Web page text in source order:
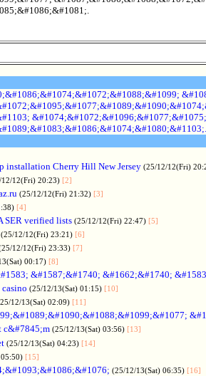
installation Cherry Hill New Jersey (25/12/12(Fri)
12/12(Fri) 20:23) [2]
(25/12/12(Fri) 21:32) [3]
[4]
SER verified lists (25/12/12(Fri) 22:47) [5]
(25/12/12(Fri) 23:21) [6]
12/12(Fri) 23:33) [7]
00:17) [8]
&#1587;&#1740; &#1662;&#1740;
(25/12/13(Sat) 01:15) [10]
12/13(Sat) 02:09) [11]
c&#7845;m (25/12/13(Sat) 03:56) [13]
(25/12/13(Sat) 04:23) [14]
[15]
(25/12/13(Sat) 06:35) [16]